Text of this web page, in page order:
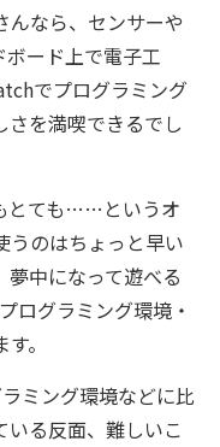
なら、センサーや
ード上で電子工
でプログラミング
さを満喫できるでし
とても……というオ
うのはちょっと早い
中になって遊べる
ログラミング環境・
。
ミング環境などに比
いる反面、難しいこ